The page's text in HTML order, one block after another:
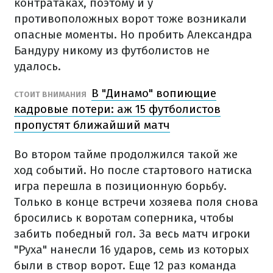
противоположных ворот тоже возникали
опасные моменты. Но пробить Александра
Бандуру никому из футболистов не
удалось.
СТОИТ ВНИМАНИЯ
В "Динамо" вопиющие
кадровые потери: аж 15 футболистов
пропустят ближайший матч
Во втором тайме продолжился такой же
ход событий. Но после стартового натиска
игра перешла в позиционную борьбу.
Только в конце встречи хозяева поля снова
бросились к воротам соперника, чтобы
забить победный гол. За весь матч игроки
"Руха" нанесли 16 ударов, семь из которых
были в створ ворот. Еще 12 раз команда